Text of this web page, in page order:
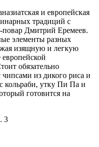
и европейская
традиций с
повар Дмитрий Еремеев.
элементы разных
изящную и легкую
обязательно
из дикого риса и
кольраби, утку Пи Па и
готовится на
3